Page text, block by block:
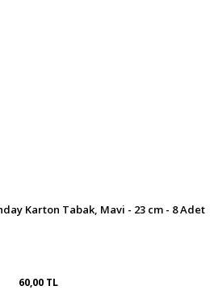
Karton Tabak, Mavi - 23 cm - 8 Adet
60,00 TL